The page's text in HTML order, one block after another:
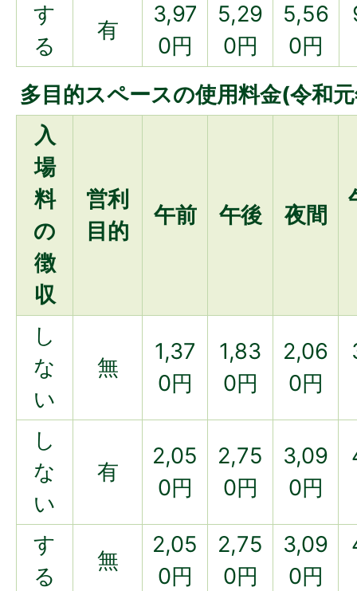
す
る
有
3,97
0円
5,29
0円
5,56
0円
多目的スペースの使用料金(令和
入
場
料
の
徴
収
営利
目的
午前 午後 夜間
し
な
い
無
1,37
0円
1,83
0円
2,06
0円
し
な
い
有
2,05
0円
2,75
0円
3,09
0円
す
る
無
2,05
0円
2,75
0円
3,09
0円